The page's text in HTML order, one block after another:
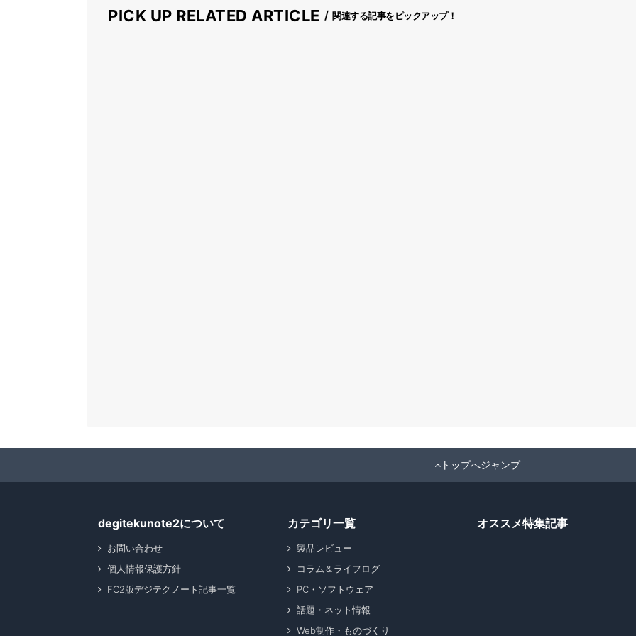
PICK UP RELATED ARTICLE 関連する記事をピックアップ！
トップへジャンプ
degitekunote2について
お問い合わせ
個人情報保護方針
FC2版デジテクノート記事一覧
カテゴリ一覧
製品レビュー
コラム＆ライフログ
PC・ソフトウェア
話題・ネット情報
Web制作・ものづくり
オススメ特集記事